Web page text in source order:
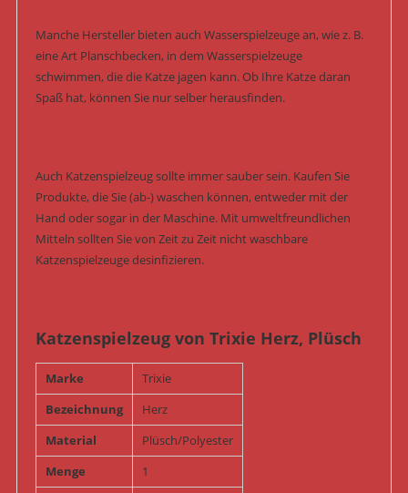
Manche Hersteller bieten auch Wasserspielzeuge an, wie z. B.
eine Art Planschbecken, in dem Wasserspielzeuge
schwimmen, die die Katze jagen kann. Ob Ihre Katze daran
Spaß hat, können Sie nur selber herausfinden.
Auch Katzenspielzeug sollte immer sauber sein. Kaufen Sie
Produkte, die Sie (ab-) waschen können, entweder mit der
Hand oder sogar in der Maschine. Mit umweltfreundlichen
Mitteln sollten Sie von Zeit zu Zeit nicht waschbare
Katzenspielzeuge desinfizieren.
Katzenspielzeug von Trixie Herz, Plüsch
Marke
Trixie
Bezeichnung
Herz
Material
Plüsch/Polyester
Menge
1